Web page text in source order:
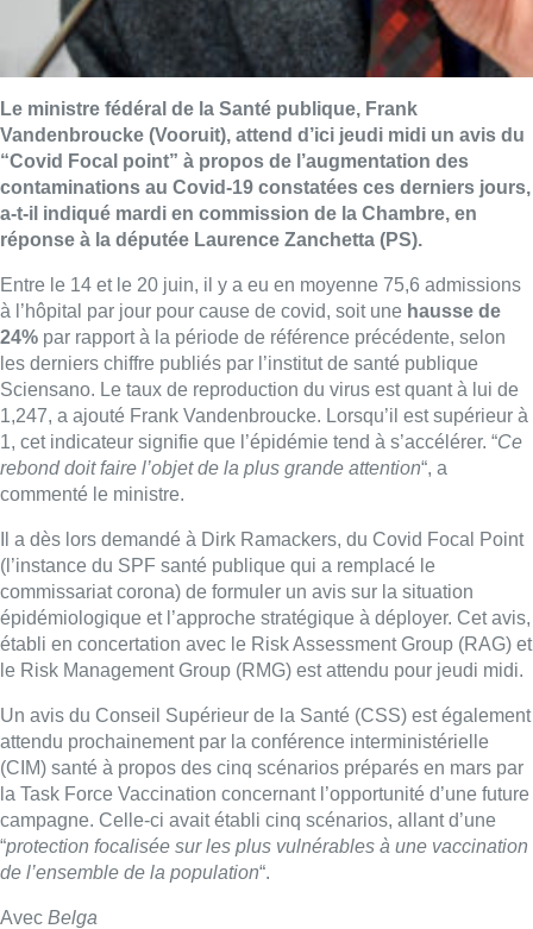
Le ministre fédéral de la Santé publique, Frank
Vandenbroucke (Vooruit), attend d’ici jeudi midi un avis du
“Covid Focal point” à propos de l’augmentation des
contaminations au Covid-19 constatées ces derniers jours,
a-t-il indiqué mardi en commission de la Chambre, en
réponse à la députée Laurence Zanchetta (PS).
Entre le 14 et le 20 juin, il y a eu en moyenne 75,6 admissions
à l’hôpital par jour pour cause de covid, soit une hausse de
24% par rapport à la période de référence précédente, selon
les derniers chiffre publiés par l’institut de santé publique
Sciensano. Le taux de reproduction du virus est quant à lui de
1,247, a ajouté Frank Vandenbroucke. Lorsqu’il est supérieur à
1, cet indicateur signifie que l’épidémie tend à s’accélérer. “Ce
rebond doit faire l’objet de la plus grande attention“, a
commenté le ministre.
Il a dès lors demandé à Dirk Ramackers, du Covid Focal Point
(l’instance du SPF santé publique qui a remplacé le
commissariat corona) de formuler un avis sur la situation
épidémiologique et l’approche stratégique à déployer. Cet avis,
établi en concertation avec le Risk Assessment Group (RAG) et
le Risk Management Group (RMG) est attendu pour jeudi midi.
Un avis du Conseil Supérieur de la Santé (CSS) est également
attendu prochainement par la conférence interministérielle
(CIM) santé à propos des cinq scénarios préparés en mars par
la Task Force Vaccination concernant l’opportunité d’une future
campagne. Celle-ci avait établi cinq scénarios, allant d’une
“protection focalisée sur les plus vulnérables à une vaccination
de l’ensemble de la population“.
Avec Belga